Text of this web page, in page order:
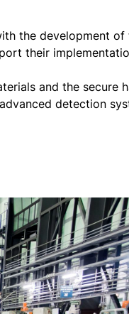
the development
their
and the secure
detection